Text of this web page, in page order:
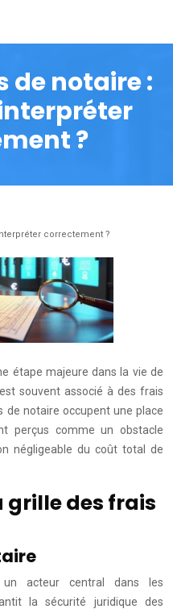
de notaire :
?
correctement ?
étape majeure dans la vie de
souvent associé à des frais
notaire occupent une place
perçus comme un obstacle
négligeable du coût total de
grille des frais
acteur central dans les
la sécurité juridique des